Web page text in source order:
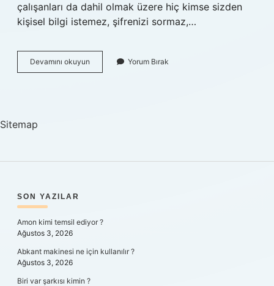
çalışanları da dahil olmak üzere hiç kimse sizden
kişisel bilgi istemez, şifrenizi sormaz,…
Devamını okuyun
Devlet
Yorum Bırak
Sitemap
SIDEBAR
SON YAZILAR
Amon kimi temsil ediyor ?
Ağustos 3, 2026
Abkant makinesi ne için kullanılır ?
Ağustos 3, 2026
Biri var şarkısı kimin ?